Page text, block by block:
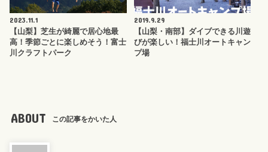
2023.11.1
【山梨】芝生が綺麗で居心地最
高！季節ごとに楽しめそう！富士
川クラフトパーク
2019.9.29
【山梨・南部】ダイブできる川遊
びが楽しい！福士川オートキャン
プ場
ABOUT この記事をかいた人